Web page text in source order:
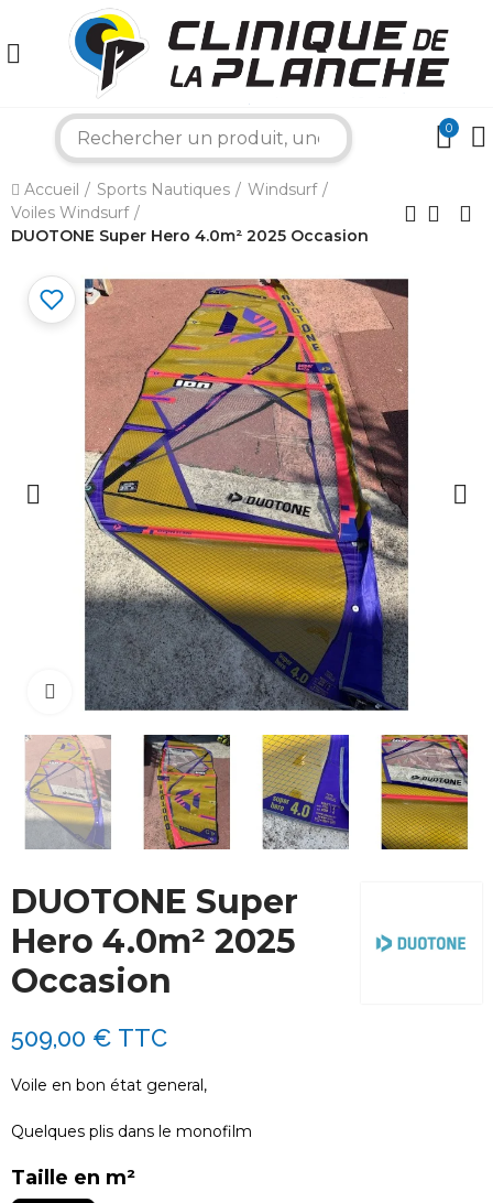
0
Accueil Sports Nautiques
Windsurf
Voiles Windsurf
DUOTONE Super Hero 4.0m² 2025 Occasion
Cliquez pour agrandir
DUOTONE Super
Hero 4.0m² 2025
Occasion
509,00 € TTC
Voile en bon état general,
Quelques plis dans le monofilm
Taille en m²
×
Bonjour ! Je suis votre expert nautique.
Comment puis-je vous aider aujourd'hui ?